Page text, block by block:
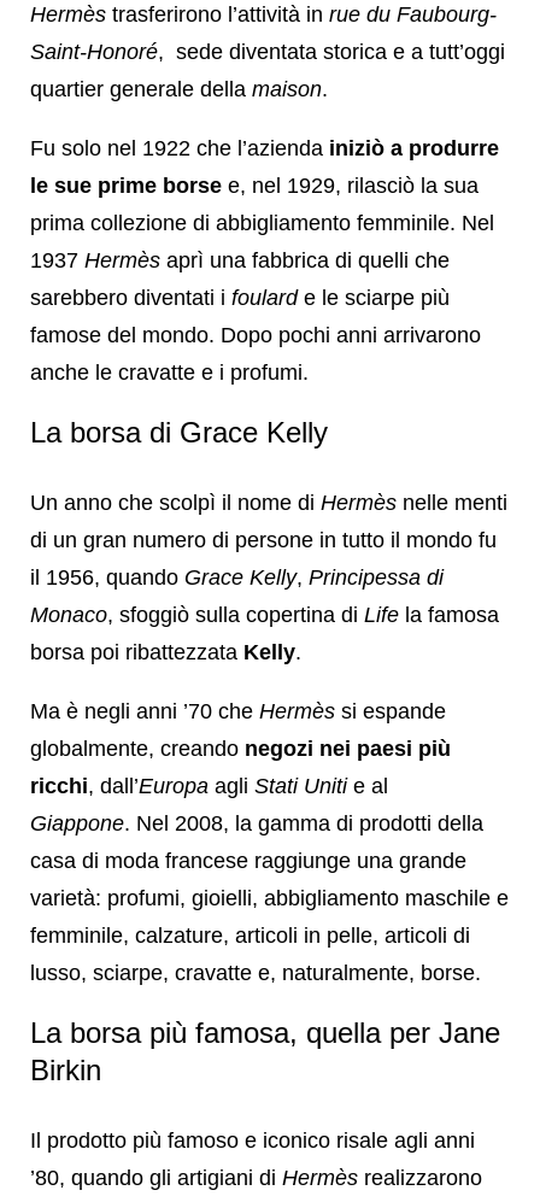
Hermès trasferirono l’attività in rue du Faubourg-
Saint-Honoré, sede diventata storica e a tutt’oggi
quartier generale della maison.
Fu solo nel 1922 che l’azienda iniziò a produrre
le sue prime borse e, nel 1929, rilasciò la sua
prima collezione di abbigliamento femminile. Nel
1937 Hermès aprì una fabbrica di quelli che
sarebbero diventati i foularde le sciarpe più
famose del mondo. Dopo pochi anni arrivarono
anche le cravatte e i profumi.
La borsa di Grace Kelly
Un anno che scolpì il nome di Hermès nelle menti
di un gran numero di persone in tutto il mondo fu
il 1956, quando Grace Kelly, Principessa di
Monaco, sfoggiò sulla copertina di Life la famosa
borsa poi ribattezzata Kelly.
Ma è negli anni ’70 che Hermès si espande
globalmente, creando negozi nei paesi più
ricchi, dall’Europa agli Stati Unitie al
Giappone. Nel 2008, la gamma di prodotti della
casa di moda francese raggiunge una grande
varietà: profumi, gioielli, abbigliamento maschile e
femminile, calzature, articoli in pelle, articoli di
lusso, sciarpe, cravatte e, naturalmente, borse.
La borsa più famosa, quella per Jane
Birkin
Il prodotto più famoso e iconico risale agli anni
’80, quando gli artigiani di Hermès realizzarono